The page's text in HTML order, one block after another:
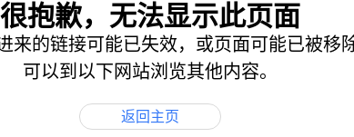
很抱歉，无法显示此页面
来的链接可能已失效，或页面可能已被移
可以到以下网站浏览其他内容。
返回主页